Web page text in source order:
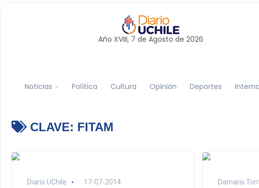
Año XVIII, 7 de Agosto de 2026
Noticias Política Cultura Opinión Deportes
CLAVE: FITAM
Diario UChile 17-07-2014 Damaris